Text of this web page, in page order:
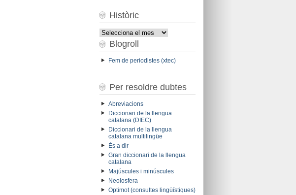
Històric
Històric
Blogroll
Fem de periodistes (xtec)
Per resoldre dubtes
Abreviacions
Diccionari de la llengua
catalana (DIEC)
Diccionari de la llengua
catalana multilingüe
És a dir
Gran diccionari de la llengua
catalana
Majúscules i minúscules
Neolosfera
Optimot (consultes lingüístiques)